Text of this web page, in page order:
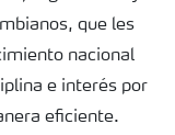
que les
nacional
e interés por
eficiente.